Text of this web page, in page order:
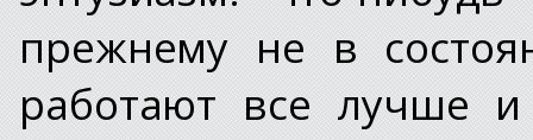
прежнему не в
работают все лучше